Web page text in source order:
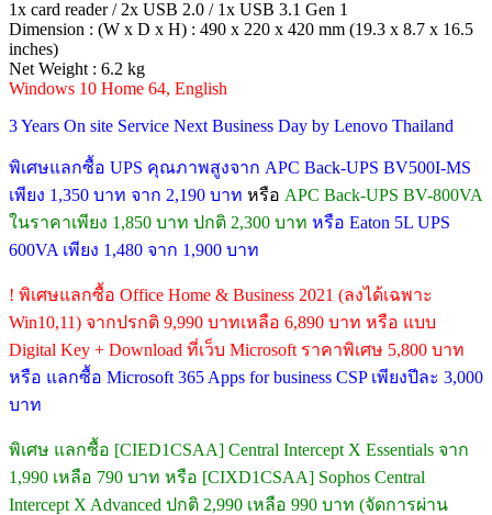
1x card reader / 2x USB 2.0 / 1x USB 3.1 Gen 1
Dimension : (W x D x H) : 490 x 220 x 420 mm (19.3 x 8.7 x 16.5
inches)
Net Weight : 6.2 kg
Windows 10 Home 64, English
3 Years On site Service Next Business Day by Lenovo Thailand
พิเศษแลกซื้อ UPS คุณภาพสูงจาก APC Back-UPS BV500I-MS
เพียง 1,350 บาท จาก 2,190 บาท หรือ APC Back-UPS BV-800VA
ในราคาเพียง 1,850 บาท ปกติ 2,300 บาท หรือ Eaton 5L UPS
600VA เพียง 1,480 จาก 1,900 บาท
! พิเศษแลกซื้อ Office Home & Business 2021 (ลงได้เฉพาะ
Win10,11) จากปรกติ 9,990 บาทเหลือ 6,890 บาท หรือ แบบ
Digital Key + Download ที่เว็บ Microsoft ราคาพิเศษ 5,800 บาท
หรือ แลกซื้อ Microsoft 365 Apps for business CSP เพียงปีละ 3,000
บาท
พิเศษ แลกซื้อ [CIED1CSAA] Central Intercept X Essentials จาก
1,990 เหลือ 790 บาท หรือ [CIXD1CSAA] Sophos Central
Intercept X Advanced ปกติ 2,990 เหลือ 990 บาท (จัดการผ่าน